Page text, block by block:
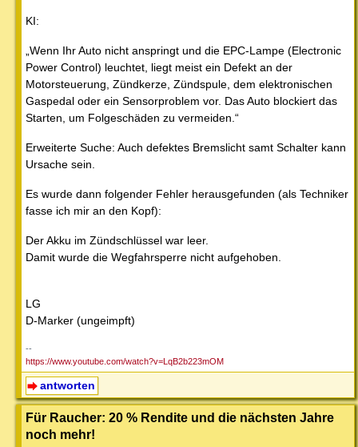
KI:
„Wenn Ihr Auto nicht anspringt und die EPC-Lampe (Electronic
Power Control) leuchtet, liegt meist ein Defekt an der
Motorsteuerung, Zündkerze, Zündspule, dem elektronischen
Gaspedal oder ein Sensorproblem vor. Das Auto blockiert das
Starten, um Folgeschäden zu vermeiden.“
Erweiterte Suche: Auch defektes Bremslicht samt Schalter kann
Ursache sein.
Es wurde dann folgender Fehler herausgefunden (als Techniker
fasse ich mir an den Kopf):
Der Akku im Zündschlüssel war leer.
Damit wurde die Wegfahrsperre nicht aufgehoben.
LG
D-Marker (ungeimpft)
--
https://www.youtube.com/watch?v=LqB2b223mOM
antworten
Für Raucher: 20 % Rendite und die nächsten Jahre
noch mehr!